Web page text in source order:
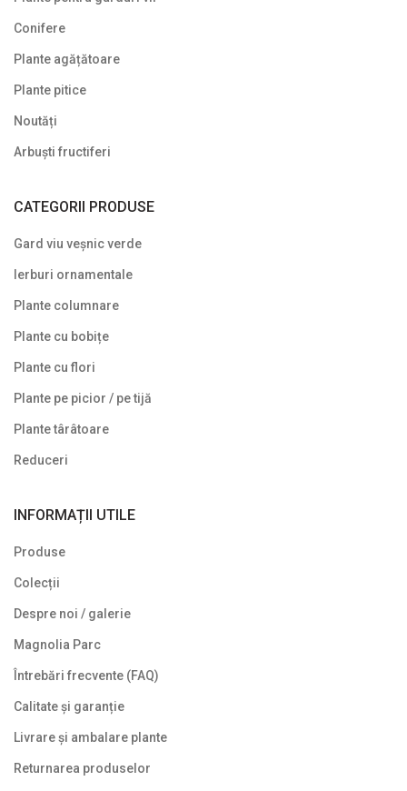
Plante pletoase, pendulare
Plante târâtoare
Uncategorized
Conifere
Plante agățătoare
Plante pitice
Noutăți
Arbuști fructiferi
CATEGORII PRODUSE
Gard viu veșnic verde
Ierburi ornamentale
Plante columnare
Plante cu bobițe
Plante cu flori
Plante pe picior / pe tijă
Plante târâtoare
Reduceri
INFORMAȚII UTILE
Produse
Colecții
Despre noi / galerie
Magnolia Parc
Întrebări frecvente (FAQ)
Calitate și garanție
Livrare și ambalare plante
Returnarea produselor